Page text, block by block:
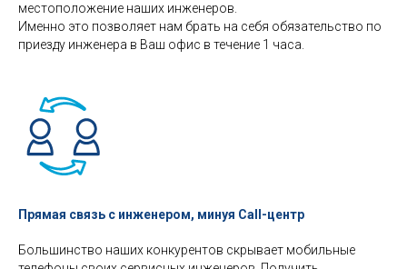
местоположение наших инженеров.
Именно это позволяет нам брать на себя обязательство по
приезду инженера в Ваш офис в течение 1 часа.
Прямая связь с инженером, минуя Call-центр
Большинство наших конкурентов скрывает мобильные